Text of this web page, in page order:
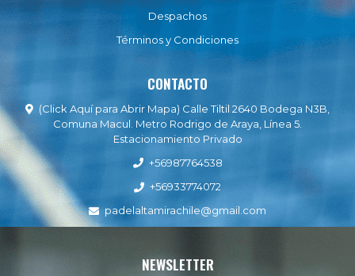
Despachos
Términos y Condiciones
CONTACTO
(Click Aquí para Abrir Mapa) Calle Tiltil 2640 Bodega N3B,
Comuna Macul. Metro Rodrigo de Araya, Línea 5.
Estacionamiento Privado
+56987764538
+56933774072
padelaltamirachile@gmail.com
NEWSLETTER